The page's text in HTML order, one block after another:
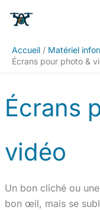
Accueil
Matériel
Écrans pour photo &
Écrans
vidéo
Un bon cliché ou
bon œil, mais se